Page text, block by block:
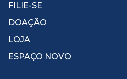
FILIE-SE
DOAÇÃO
LOJA
ESPAÇO NOVO